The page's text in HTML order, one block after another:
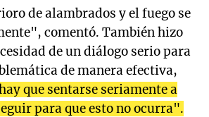
de alambrados y el fuego se
comentó. También hizo
de un diálogo serio para
de manera efectiva,
que sentarse seriamente a
para que esto no ocurra".